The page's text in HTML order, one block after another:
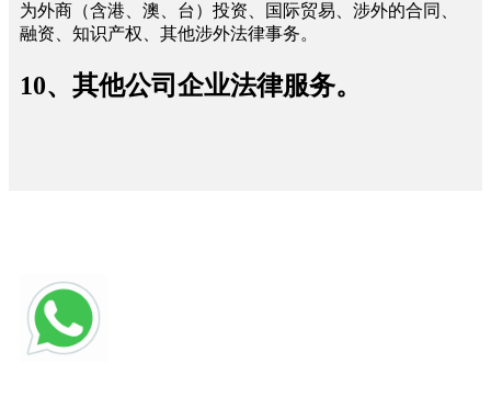
为外商（含港、澳、台）投资、国际贸易、涉外的合同、
融资、知识产权、其他涉外法律事务。
10、其他公司企业法律服务。